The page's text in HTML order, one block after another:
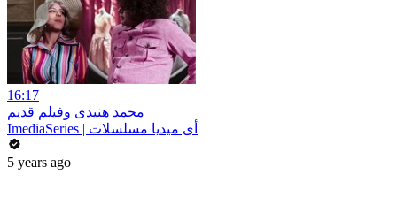
16:17
محمد هنيدى وفيلم قديم
ImediaSeries | أى ميديا مسلسلات
5 years ago